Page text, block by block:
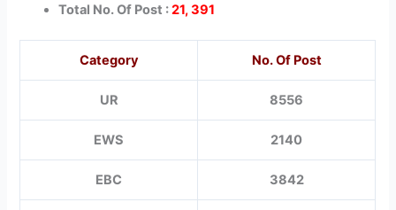
Total No. Of Post :21, 391
Category No. Of Post
UR 8556
EWS 2140
EBC 3842